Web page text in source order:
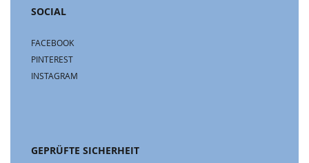
SOCIAL
FACEBOOK
PINTEREST
INSTAGRAM
GEPRÜFTE SICHERHEIT